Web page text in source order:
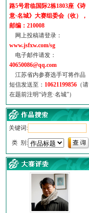
路5号君临国际2栋1803座《诗
意·名城》大赛组委会（收），
邮编：210008
网上投稿请登录：
www.jsfxw.com/sg
电子邮件请发：
40650086@qq.com
江苏省内参赛选手可将作品
短信发送至： 10621199856 （请
在题前注明“诗意·名城”）
关键词:
类 别: